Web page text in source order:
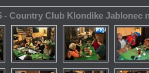
- Country Club Klondike Jablonec